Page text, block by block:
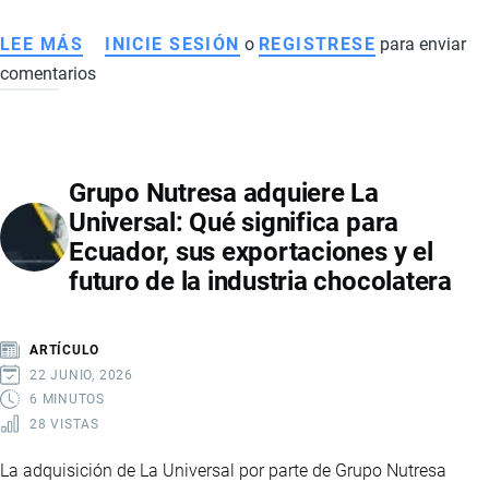
LEE MÁS SOBRE
AUTOS
EL
MERCADO
VIVE
UN
IMPULSADO
POR
MARCAS
INICIE SESIÓN o REGISTRESE para enviar
comentarios
Grupo Nutresa adquiere La
Universal: Qué significa para
Ecuador, sus exportaciones y el
futuro de la industria chocolatera
ARTÍCULO
22 JUNIO, 2026
6 MINUTOS
28 VISTAS
La adquisición de La Universal por parte de Grupo Nutresa